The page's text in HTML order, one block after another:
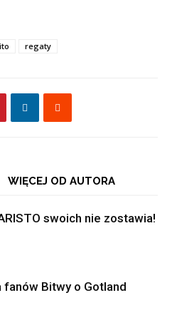
regaty
WIĘCEJ OD AUTORA
swoich nie zostawia!
fanów Bitwy o Gotland